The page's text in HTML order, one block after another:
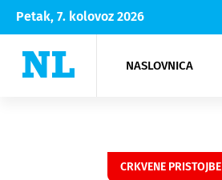
Petak, 7. kolovoz 2026
NASLOVNICA
CRKVENE PRISTOJBE